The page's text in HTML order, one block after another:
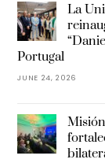
La
Portugal
JUNE 24, 2026